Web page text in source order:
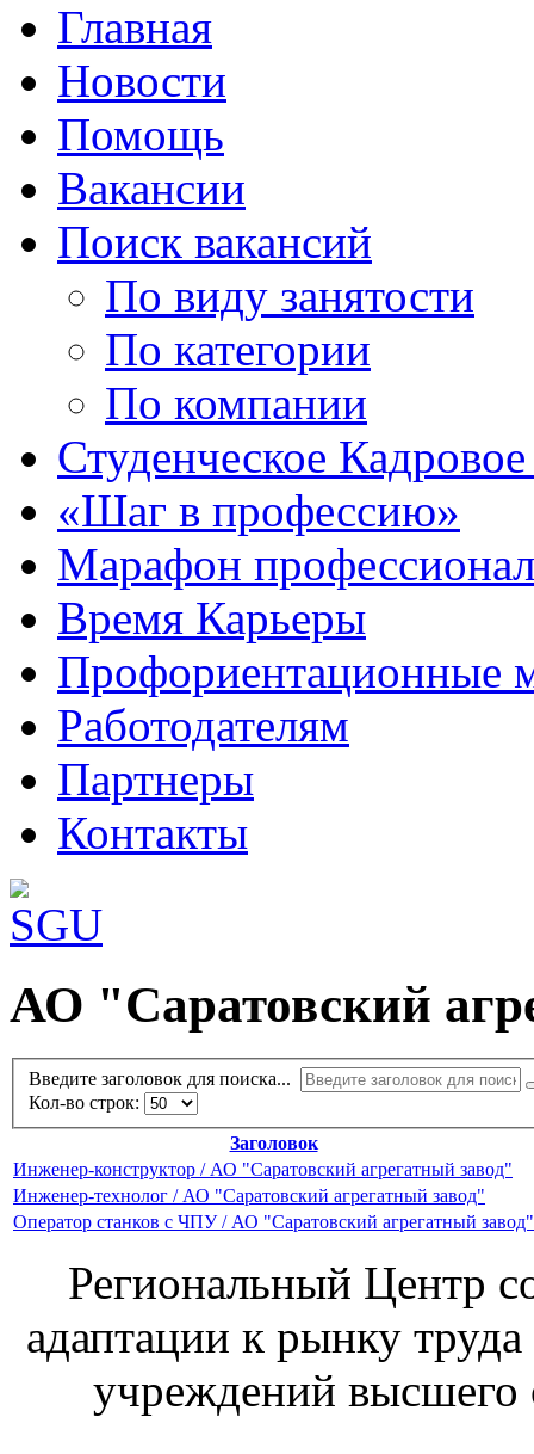
Главная
Новости
Помощь
Вакансии
Поиск вакансий
По виду занятости
По категории
По компании
Студенческое Кадровое
«Шаг в профессию»
Марафон
Время Карьеры
Профориентационные
Работодателям
Партнеры
Контакты
АО "Саратовский
Введите заголовок для поиска...
Кол-во строк:
Заголовок
Инженер-конструктор / АО "Саратовский агрегатный завод"
Инженер-технолог / АО "Саратовский агрегатный завод"
Оператор станков с ЧПУ / АО "Саратовский агрегатный завод"
Региональный Центр
адаптации к рынку
учреждений